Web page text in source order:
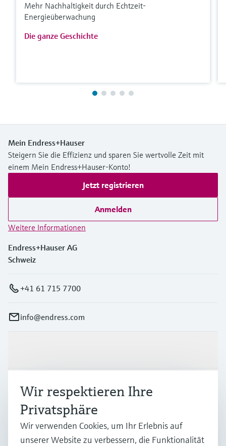
Mehr Nachhaltigkeit durch Echtzeit-
Energieüberwachung
Die ganze Geschichte
Mein Endress+Hauser
Steigern Sie die Effizienz und sparen Sie wertvolle Zeit mit
einem Mein Endress+Hauser-Konto!
Jetzt registrieren
Anmelden
Weitere Informationen
Endress+Hauser AG
Schweiz
+41 61 715 7700
info@endress.com
Branchen
Support
Wir respektieren Ihre
Privatsphäre
Wir verwenden Cookies, um Ihr Erlebnis auf
unserer Website zu verbessern, die Funktionalität